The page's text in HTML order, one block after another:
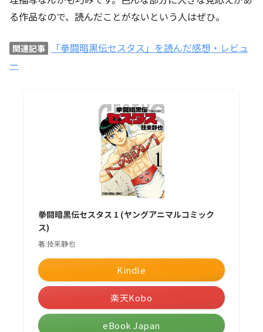
る作品なので、読んだことがないという人はぜひ。
関連記事
「拳闘暗黒伝セスタス」を読んだ感想・レビュ
ー
拳闘暗黒伝セスタス 1 (ヤングアニマルコミック
ス)
著:技来静也
Kindle
楽天Kobo
eBook Japan